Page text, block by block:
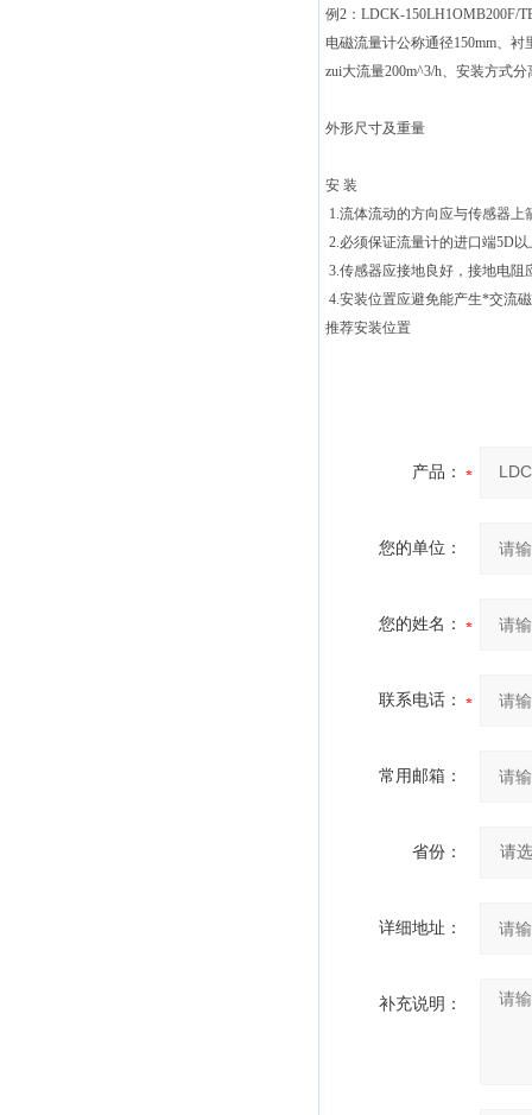
例2：LDCK-150LH1OMB200F/
电磁流量计公称通径150mm、
zui大流量200m^3/h、安装方式
外形尺寸及重量
安 装
1.流体流动的方向应与传感器上
2.必须保证流量计的进口端5D
3.传感器应接地良好，接地电阻
4.安装位置应避免能产生*交流
推荐安装位置
产品：
您的单位：
您的姓名：
联系电话：
常用邮箱：
省份：
详细地址：
补充说明：